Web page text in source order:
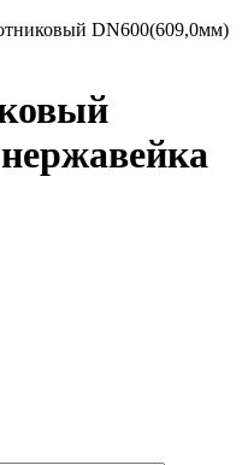
DN600(609,0мм)